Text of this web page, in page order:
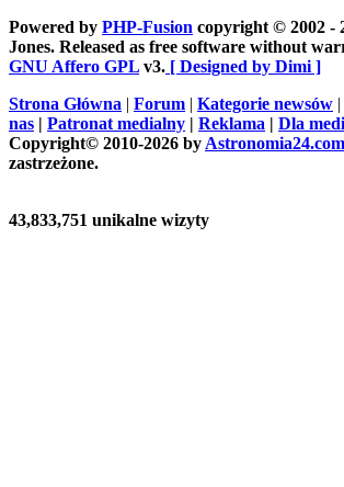
Powered by PHP-Fusion copyright © 2002 -
Jones. Released as free software without
GNU Affero GPL v3. [ Designed by Dimi ]
Strona Główna | Forum | Kategorie newsów |
nas | Patronat medialny | Reklama | Dla
Copyright© 2010-2026 by Astronomia24.com
zastrzeżone.
43,833,751 unikalne wizyty